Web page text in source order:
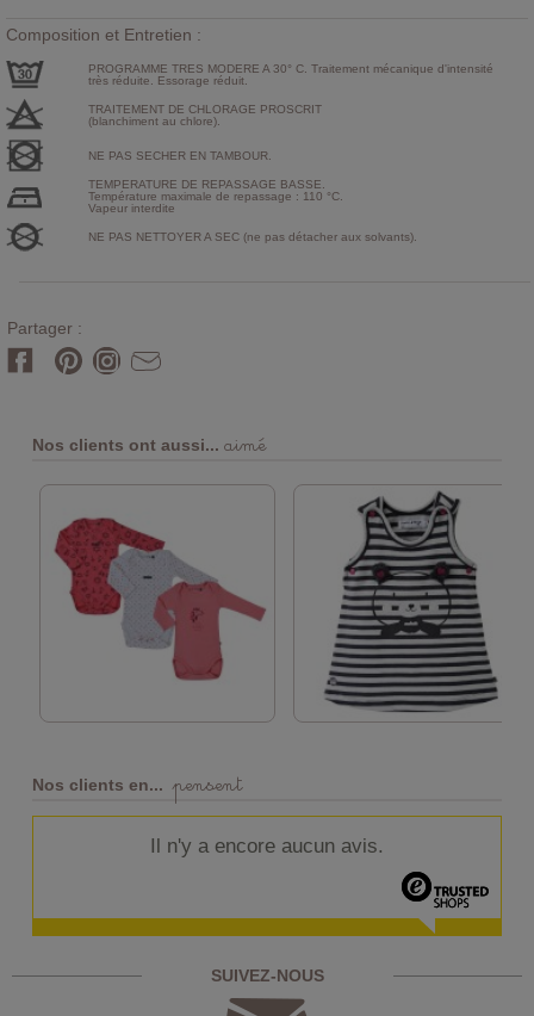
Composition et Entretien :
PROGRAMME TRES MODERE A 30° C. Traitement mécanique d'intensité
très réduite. Essorage réduit.
TRAITEMENT DE CHLORAGE PROSCRIT
(blanchiment au chlore).
NE PAS SECHER EN TAMBOUR.
TEMPERATURE DE REPASSAGE BASSE.
Température maximale de repassage : 110 °C.
Vapeur interdite
NE PAS NETTOYER A SEC (ne pas détacher aux solvants).
Partager :
Nos clients ont aussi... aimé
Nos clients en... pensent
Il n'y a encore aucun avis.
SUIVEZ-NOUS